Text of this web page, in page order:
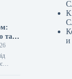
та
и